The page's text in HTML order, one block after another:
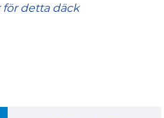
detta däck